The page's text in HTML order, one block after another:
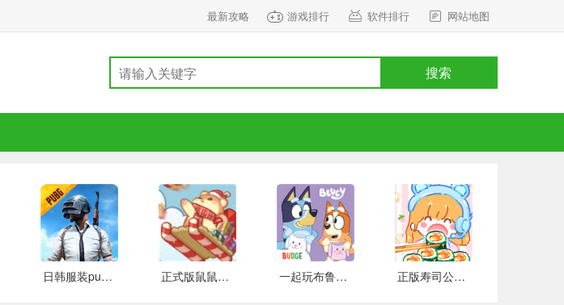
最新攻略 游戏排行 软件排行 网站地图
搜索
日韩服装pubg 好玩的 正式版鼠鼠百货物语 安卓版 一起玩布鲁伊吧 手游下载 正版寿司公园 安卓版